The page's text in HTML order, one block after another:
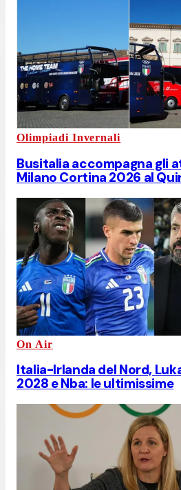
Olimpiadi Invernali
Busitalia accompagna gli
Milano Cortina 2026 al
On Air
Italia-Irlanda del Nord,
2028 e Nba: le ultimissime